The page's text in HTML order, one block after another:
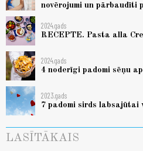
novērojumi un pārbaudīti
2024.gads
RECEPTE. Pasta alla
2024.gads
4 noderīgi padomi sēņu
2023.gads
7 padomi sirds labsajūtai
LASĪTĀKAIS